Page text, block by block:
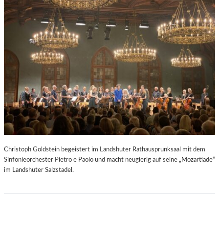
Christoph Goldstein begeistert im Landshuter Rathausprunksaal mit dem
Sinfonieorchester Pietro e Paolo und macht neugierig auf seine „Mozartiade“
im Landshuter Salzstadel.